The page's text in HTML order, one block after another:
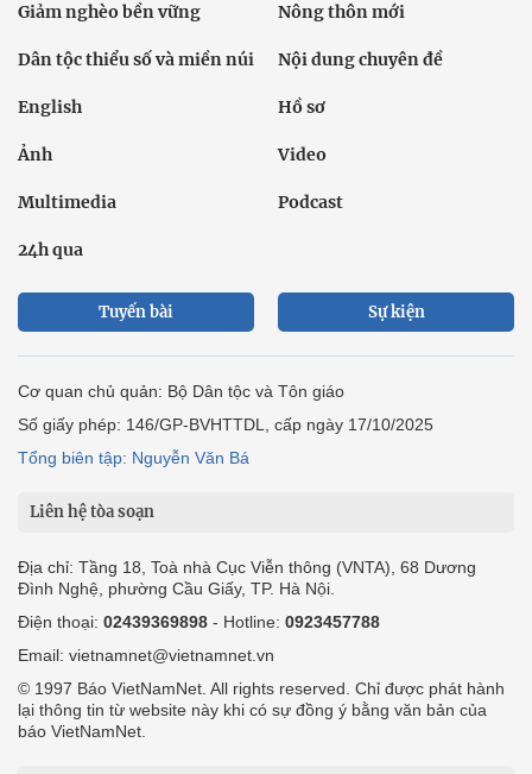
Giảm nghèo bền vững Nông thôn mới
Dân tộc thiểu số và miền núi Nội dung chuyên đề
English Hồ sơ
Ảnh Video
Multimedia Podcast
24h qua
Tuyến bài Sự kiện
Cơ quan chủ quản: Bộ Dân tộc và Tôn giáo
Số giấy phép: 146/GP-BVHTTDL, cấp ngày 17/10/2025
Tổng biên tập: Nguyễn Văn Bá
Liên hệ tòa soạn
Địa chỉ: Tầng 18, Toà nhà Cục Viễn thông (VNTA), 68 Dương
Đình Nghệ, phường Cầu Giấy, TP. Hà Nội.
Điện thoại: 02439369898 - Hotline: 0923457788
Email: vietnamnet@vietnamnet.vn
© 1997 Báo VietNamNet. All rights reserved. Chỉ được phát hành
lại thông tin từ website này khi có sự đồng ý bằng văn bản của
báo VietNamNet.